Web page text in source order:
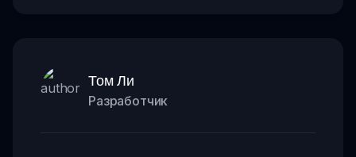
Том Ли
Разработчик